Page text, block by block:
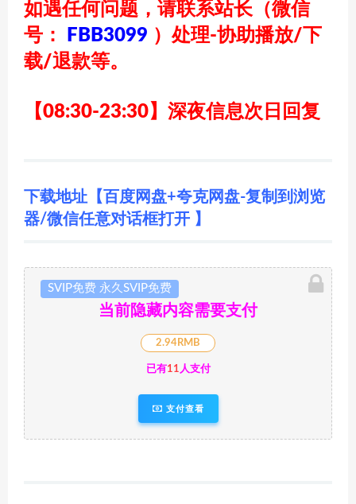
如遇任何问题，请联系站长（微信
号：
FBB3099 ） 处理-协助播放/下
载/退款等。
【08:30-23:30】深夜信息次日回复
下载地址【百度网盘+夸克网盘-复制到浏览
器/微信任意对话框打开 】
SVIP免费 永久SVIP免费
当前隐藏内容需要支付
2.94RMB
已有11人支付
支付查看